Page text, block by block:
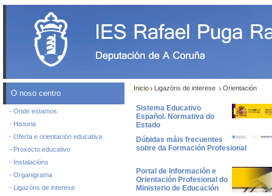
O noso centro
- Onde estamos
- Historia
- Oferta e orientación educativa
- Proxecto educativo
- Instalacións
- Organigrama
- Ligazóns de interese
Inicio Ligazóns de interese Orientación
Sistema Educativo
Español. Normativa do
Estado
Dúbidas máis frecuentes
sobre da Formación Profesional
Portal de Información e
Orientación Profesional do
Ministerio de Educación